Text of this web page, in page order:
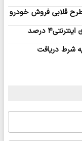
درصد
پس از ۱۰ سال به شرط دریافت